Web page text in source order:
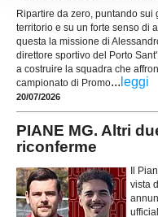
Ripartire da zero, puntando sui
territorio e su un forte senso di
questa la missione di
direttore sportivo del Porto
a costruire la squadra che
campionato di Promo... leggi
20/07/2026
PIANE MG. Altri
riconferme
Il
vista